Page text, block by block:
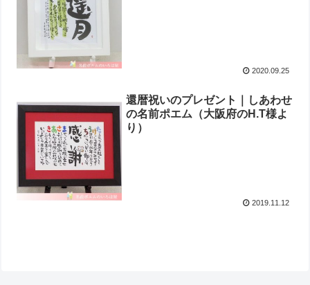
2020.09.25
還暦祝いのプレゼント｜しあわせ
の名前ポエム（大阪府のH.T様よ
り ）
2019.11.12